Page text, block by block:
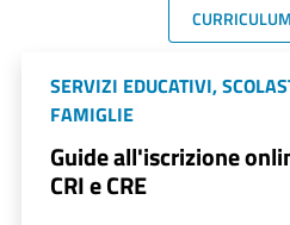
SERVIZI EDUCATIVI,
FAMIGLIE
Guide all'iscrizione
CRI e CRE